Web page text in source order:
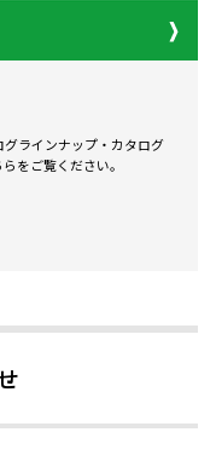
グラインナップ・カタログ
をご覧ください。